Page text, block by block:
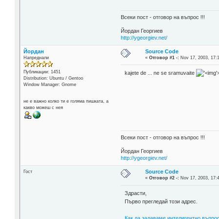
Всеки пост - отговор на въпрос !!!
Йордан Георгиев
http://ygeorgiev.net/
Йордан
Напреднали
Публикации: 1451
Distribution: Ubuntu / Gentoo
Window Manager: Gnome
не е важно колко ти е голяма пишката, а
какво можеш с нея
Source Code
«Отговор #1 -: Nov 17, 2003,
kajete de ... ne se sramuvaite
Всеки пост - отговор на въпрос !!!
Йордан Георгиев
http://ygeorgiev.net/
Гост Source Code
«Отговор #2 -: Nov 17, 2003,
Здрасти,
Първо прегледай този адрес.